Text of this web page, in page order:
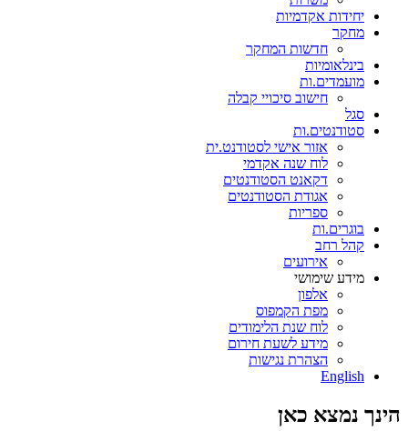
יחידות אקדמיות
מחקר
חדשות המחקר
בינלאומיות
מועמדים.ות
חישוב סיכויי קבלה
סגל
סטודנטים.ות
אזור אישי לסטודנט.ית
לוח שנה אקדמי
דקאנט הסטודנטים
אגודת הסטודנטים
ספריות
בוגרים.ות
קהל רחב
אירועים
מידע שימושי
אלפון
מפת הקמפוס
לוח שנת הלימודים
מידע לשעת חירום
הצהרת נגישות
English
הינך נמצא כאן